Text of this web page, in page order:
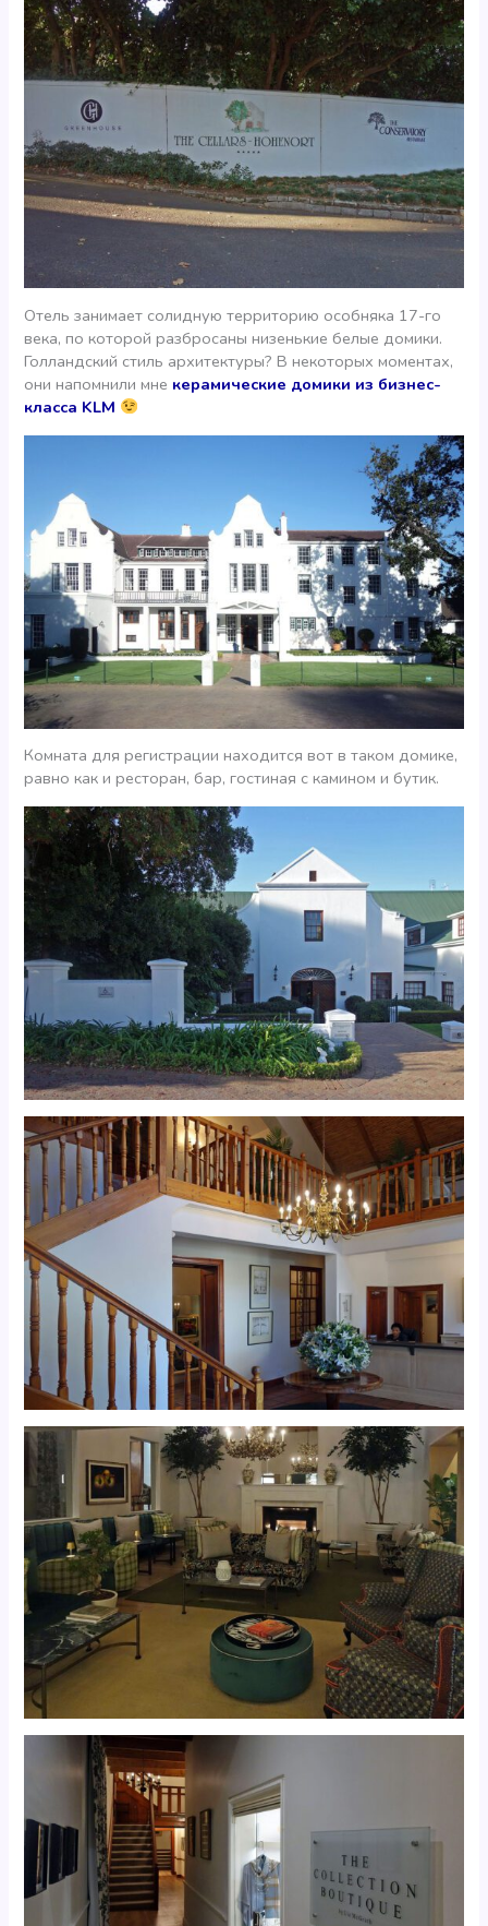
Отель занимает солидную территорию особняка 17-го
века, по которой разбросаны низенькие белые домики.
Голландский стиль архитектуры? В некоторых моментах,
они напомнили мне керамические домики из бизнес-
класса KLM
Комната для регистрации находится вот в таком домике,
равно как и ресторан, бар, гостиная с камином и бутик.